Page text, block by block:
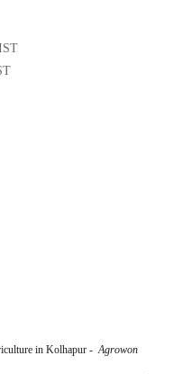
in Kolhapur -Agrowon